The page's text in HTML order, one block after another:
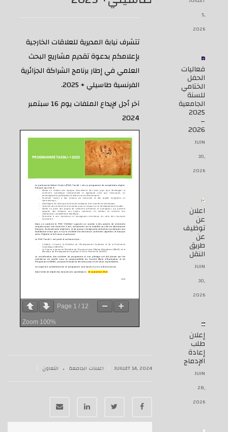
تتشرف نيابة المديرية للعلاقات الخارجية
بإعلامكم بدعوة تقديم مشاريع البحث
العلمي في إطار برنامج الشراكة الجزائرية
الفرنسية طاسيلي + 2025.
آخر أجل لإيداع الملفات يوم 16 سبتمبر
2024
Page 1 / 12
Zoom 100%
JUILLET 14, 2024 اعلانات الجامعة . التعاون
5,
2026
فعاليات
الحفل
الختامي
للسنة
الجامعية
2025
–
2026
JUIN
30,
2026
اعلان
عن
توظيف
عن
طريق
النقل
JUIN
30,
2026
إعلان
طلب
إعادة
الإدماج
JUIN
28,
2026